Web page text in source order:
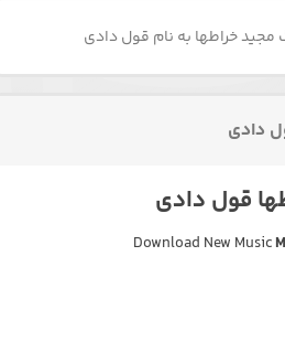
مجید خراطها به نام قول دادی
دادی
قول دادی
Download New Music